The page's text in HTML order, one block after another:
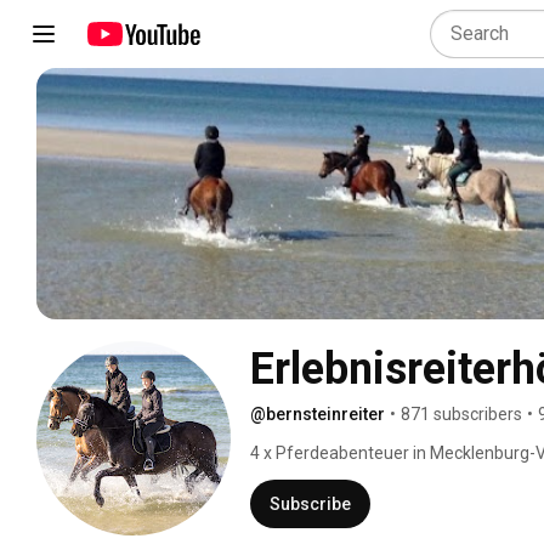
@bernsteinreiter • 871 subscribers •
4 x Pferdeabenteuer in
Subscribe